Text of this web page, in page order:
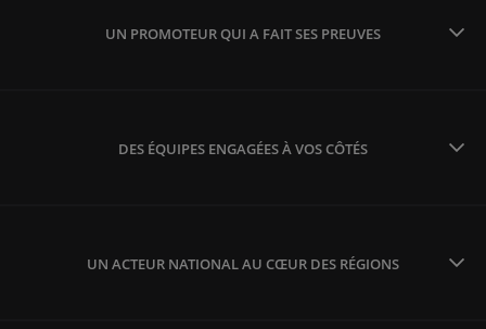
UN PROMOTEUR QUI A FAIT SES PREUVES
DES ÉQUIPES ENGAGÉES À VOS CÔTÉS
UN ACTEUR NATIONAL AU CŒUR DES RÉGIONS